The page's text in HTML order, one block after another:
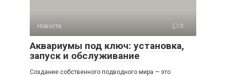
Новости 0
Аквариумы под ключ: установка,
запуск и обслуживание
Создание собственного подводного мира — это